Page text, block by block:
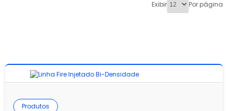
Exibir Por página
Produtos